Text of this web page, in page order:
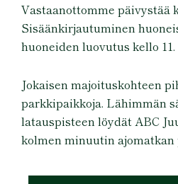
Vastaanottomme päivystää
Sisäänkirjautuminen
huoneiden luovutus kello 11.
Jokaisen majoituskohteen
parkkipaikkoja. Lähimmän
latauspisteen löydät ABC
kolmen minuutin ajomatkan